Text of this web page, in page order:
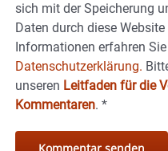
sich mit der Speicherung
Daten durch diese
Informationen erfahren
Datenschutzerklärung.
unseren Leitfaden für die
Kommentaren. *